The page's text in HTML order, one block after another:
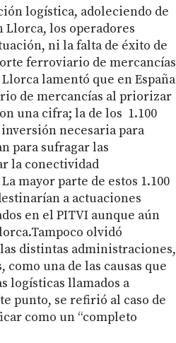
logística, adoleciendo de
Llorca, los operadores
ni la falta de éxito de
ferroviario de mercancías
lamentó que en España
de mercancías al priorizar
una cifra; la de los 1.100
necesaria para
para sufragar las
la conectividad
mayor parte de estos 1.100
a actuaciones
en el PITVI aunque aún
olvidó
distintas administraciones,
una de las causas que
logísticas llamados a
punto, se refirió al caso de
como un “completo